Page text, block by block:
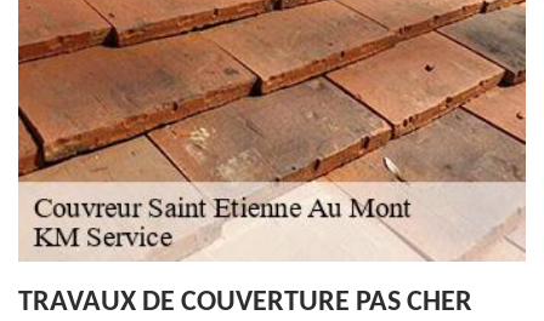
TRAVAUX DE COUVERTURE PAS CHER